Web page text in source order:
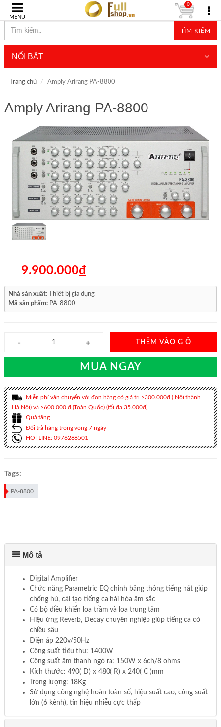
MENU
TÌM KIẾM
0
NỔI BẬT
Trang chủ Amply Arirang PA-8800
Amply Arirang PA-8800
9.900.000₫
Nhà sản xuất:
Thiết bị gia dụng
Mã sản phẩm: PA-8800
THÊM VÀO GIỎ
MUA NGAY
Miễn phí vận chuyển với đơn hàng có giá trị >300.000đ ( Nội thành
Hà Nội) và >600.000 đ (Toàn Quốc) (tối đa 35.000đ)
Quà tặng
Đổi trả hàng trong vòng 7 ngày
HOTLINE: 0976288501
Tags:
PA-8800
Mô tả
Digital Amplifier
Chức năng Parametric EQ chỉnh băng thông tiếng hát giúp
chống hú, cải tạo tiếng ca hài hòa âm sắc
Có bộ điều khiển loa trầm và loa trung tâm
Hiệu ứng Reverb, Decay chuyên nghiệp giúp tiếng ca có
chiều sâu
Điện áp 220v/50Hz
Công suất tiêu thụ: 1400W
Công suất âm thanh ngõ ra: 150W x 6ch/8 ohms
Kích thước: 490( D) x 480( R) x 240( C )mm
Trọng lượng: 18Kg
Sử dụng công nghệ hoàn toàn số, hiệu suất cao, công suất
lớn (6 kênh), tín hiệu nhiễu cực thấp